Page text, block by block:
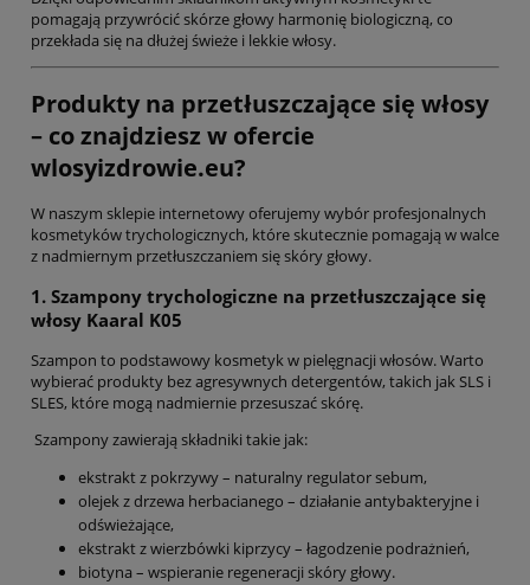
pomagają przywrócić skórze głowy harmonię biologiczną, co
przekłada się na dłużej świeże i lekkie włosy.
Produkty na przetłuszczające się włosy
– co znajdziesz w ofercie
wlosyizdrowie.eu?
W naszym sklepie internetowy oferujemy wybór profesjonalnych
kosmetyków trychologicznych, które skutecznie pomagają w walce
z nadmiernym przetłuszczaniem się skóry głowy.
1. Szampony trychologiczne na przetłuszczające się
włosy Kaaral K05
Szampon to podstawowy kosmetyk w pielęgnacji włosów. Warto
wybierać produkty bez agresywnych detergentów, takich jak SLS i
SLES, które mogą nadmiernie przesuszać skórę.
Szampony zawierają składniki takie jak:
ekstrakt z pokrzywy – naturalny regulator sebum,
olejek z drzewa herbacianego – działanie antybakteryjne i
odświeżające,
ekstrakt z wierzbówki kiprzycy – łagodzenie podrażnień,
biotyna – wspieranie regeneracji skóry głowy.